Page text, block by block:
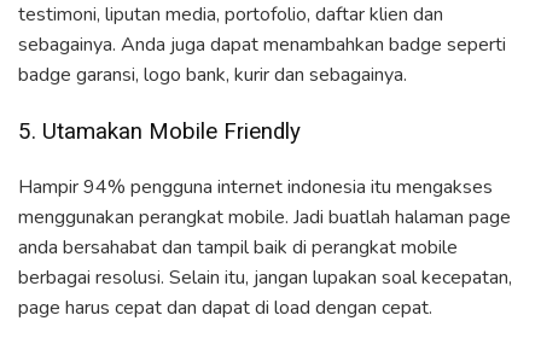
testimoni, liputan media, portofolio, daftar klien dan
sebagainya. Anda juga dapat menambahkan badge seperti
badge garansi, logo bank, kurir dan sebagainya.
5. Utamakan Mobile Friendly
Hampir 94% pengguna internet indonesia itu mengakses
menggunakan perangkat mobile. Jadi buatlah halaman page
anda bersahabat dan tampil baik di perangkat mobile
berbagai resolusi. Selain itu, jangan lupakan soal kecepatan,
page harus cepat dan dapat di load dengan cepat.